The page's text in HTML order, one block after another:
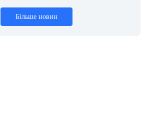
Більше новин